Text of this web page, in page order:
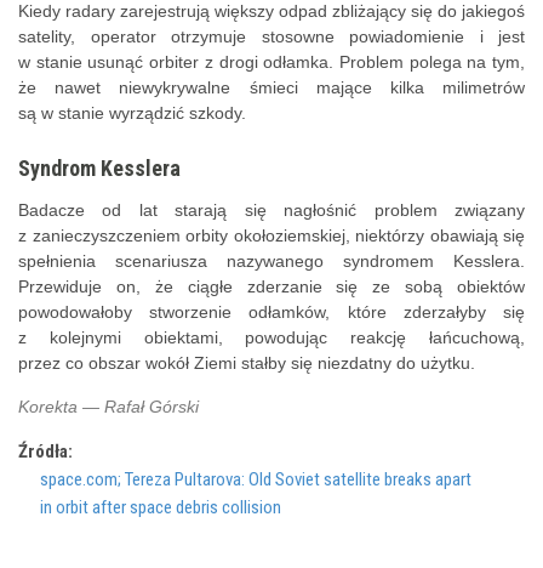
Kiedy radary zarejestrują większy odpad zbliżający się do jakiegoś
satelity, operator otrzymuje stosowne powiadomienie i jest
w stanie usunąć orbiter z drogi odłamka. Problem polega na tym,
że nawet niewykrywalne śmieci mające kilka milimetrów
są w stanie wyrządzić szkody.
Syndrom Kesslera
Badacze od lat starają się nagłośnić problem związany
z zanieczyszczeniem orbity okołoziemskiej, niektórzy obawiają się
spełnienia scenariusza nazywanego syndromem Kesslera.
Przewiduje on, że ciągłe zderzanie się ze sobą obiektów
powodowałoby stworzenie odłamków, które zderzałyby się
z kolejnymi obiektami, powodując reakcję łańcuchową,
przez co obszar wokół Ziemi stałby się niezdatny do użytku.
Korekta — Rafał Górski
Źródła:
space.com; Tereza Pultarova: Old Soviet satellite breaks apart
in orbit after space debris collision